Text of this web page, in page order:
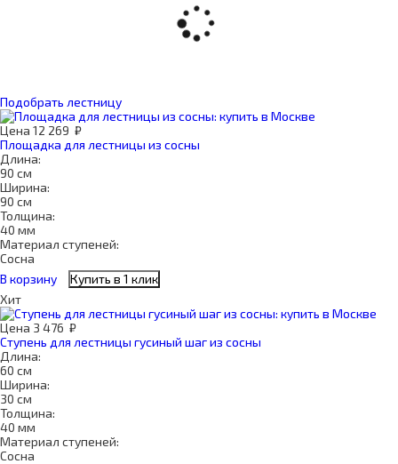
Подобрать лестницу
Цена 12 269 ₽
Площадка для лестницы из сосны
Длина:
90 см
Ширина:
90 см
Толщина:
40 мм
Материал ступеней:
Сосна
В корзину
Купить в 1 клик
Хит
Цена 3 476 ₽
Ступень для лестницы гусиный шаг из сосны
Длина:
60 см
Ширина:
30 см
Толщина:
40 мм
Материал ступеней:
Сосна